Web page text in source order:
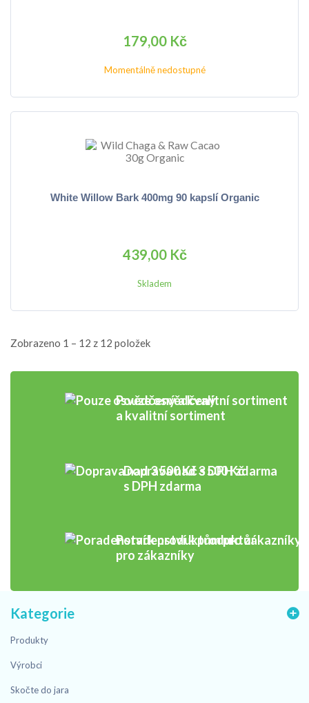
179,00 Kč
Momentálně nedostupné
White Willow Bark 400mg 90 kapslí Organic
439,00 Kč
Skladem
Zobrazeno 1 – 12 z 12 položek
Pouze osvědčený
a kvalitní sortiment
Doprava nad 3 500 Kč
s DPH zdarma
Poradenství k produktům
pro zákazníky
Kategorie
Produkty
Výrobci
Skočte do jara